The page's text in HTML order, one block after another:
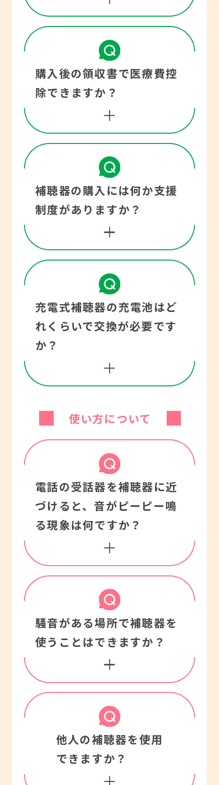
■騒がしい場所でも疲れ
最近の補聴器は雑音抑制
や指向性など騒がしさを
すが、それでも片耳装用
だと疲れてしまいます。
両耳装用だと補聴器の音
量をそれほど上げなくて
よいので疲れにくいと言
われています。
かし、補聴器は買って終
わりではなく、一人ひと
りの聞こえに合わせた
り、大きすぎる音が出な
いように調整したり、音
が出る部分に耳あかなど
が詰まって音の出が悪く
ならないように掃除をし
たりと購入後の調整・メ
ンテナンスが非常に大切
補聴器の価格差は補聴器
に搭載されている機能、
性能、聞こえをカバーで
きる範囲の違いです。雑
音を抑える機能、ハウリ
ング（ピーピー音）を抑
える機能、一人ひとりの
聞こえに合わせる機能な
どはほとんどの補聴器に
搭載されていますが、価
格差により機能の強力さ
やきめ細やかさが違いま
す。より高価な器種は雑
音を抑える機能、ハウリ
ングを抑える機能が働い
ている時でも会話の声に
あり、より複雑な音環境
でも聞き取りやすくなり
ます。愛眼では、価格よ
りもお使いになる方の
「聞こえ」の程度と音環
境、使用目的に合った器
種をおすすめいたしま
す。
購入後の領収書で医療費控
除できますか？
補聴器は、その性質上
「医療ではなく生活に要
するもの」というのが国
税庁の見解だそうです。
加齢により、耳が聞こえ
にくくなったために購入
した補聴器は、医療費控
除の対象外です。医師等
による診療や治療を受け
るために補聴器が必要と
ものについては、医療費
控除の対象になります。
詳しくは医師とご相談く
ださい。
補聴器の購入には何か支援
制度がありますか？
日本において、補聴器購
入は健康保険では対応で
きませんが、国の障害者
総合支援法やお住まいの
自治体により、補聴器購
るところもあります。福
祉制度の内容につきまし
てはお住まいの市区町村
の福祉担当窓口にお問い
合わせ下さい。
充電式補聴器の充電池はど
れくらいで交換が必要です
か？
使用する頻度や環境（温
度、湿度）などによって
差がありますので、通常
の使用に差し支えるほど
充電池の持ちが短くなっ
てきましたら、お買い上
げいただきました販売店
にご相談ください。
使い方について
電話の受話器を補聴器に近
づけると、 音がピーピー鳴
る現象は何ですか？
これはハウリングという
現象です。補聴器で増幅
された音が耳あなから漏
れてマイクに戻ると発生
します。この場合は受話
器の位置を少し変えてみ
て、ハウリングが起こら
ない位置を探してくださ
騒音がある場所で補聴器を
使うことはできますか？
騒音下では言葉の聞き取
りは健聴者でも難しいも
のです。話し相手になる
他人の補聴器を使用
できますか？